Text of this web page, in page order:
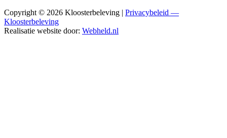
Copyright © 2026 Kloosterbeleving | Privacybeleid —
Kloosterbeleving
Realisatie website door: Webheld.nl